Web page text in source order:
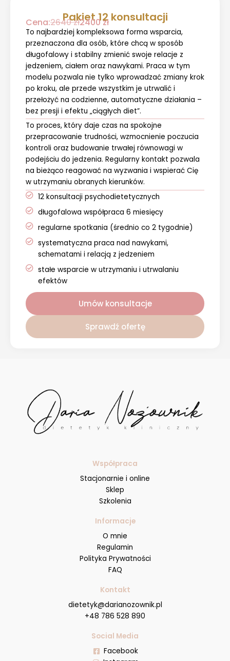
Pakiet 12 konsultacji
Cena:2640 zł2400 zł
To najbardziej kompleksowa forma wsparcia,
przeznaczona dla osób, które chcą w sposób
długofalowy i stabilny zmienić swoje relacje z
jedzeniem, ciałem oraz nawykami. Praca w tym
modelu pozwala nie tylko wprowadzać zmiany krok
po kroku, ale przede wszystkim je utrwalić i
przełożyć na codzienne, automatyczne działania –
bez presji i efektu „ciągłych diet”.
To proces, który daje czas na spokojne
przepracowanie trudności, wzmocnienie poczucia
kontroli oraz budowanie trwałej równowagi w
podejściu do jedzenia. Regularny kontakt pozwala
na bieżąco reagować na wyzwania i wspierać Cię
w utrzymaniu obranych kierunków.
12 konsultacji psychodietetycznych
długofalowa współpraca 6 miesięcy
regularne spotkania (średnio co 2 tygodnie)
systematyczna praca nad nawykami,
schematami i relacją z jedzeniem
stałe wsparcie w utrzymaniu i utrwalaniu
efektów
Umów konsultacje
Sprawdź ofertę
Współpraca
Stacjonarnie i online
Sklep
Szkolenia
Informacje
O mnie
Regulamin
Polityka Prywatności
FAQ
Kontakt
dietetyk@darianozownik.pl
+48 786 528 890
Social Media
Facebook